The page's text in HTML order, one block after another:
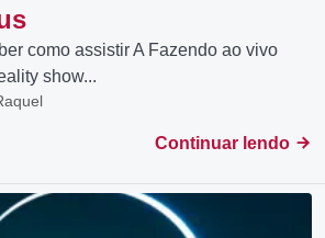
como assistir A Fazendo ao vivo
show...
Continuar lendo